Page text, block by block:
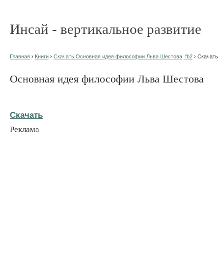
Инсай - вертикальное развитие
Главная › Книги › Скачать Основная идея философии Льва Шестова, fb2 › Скачать
Основная идея философии Льва Шестова
Скачать
Реклама